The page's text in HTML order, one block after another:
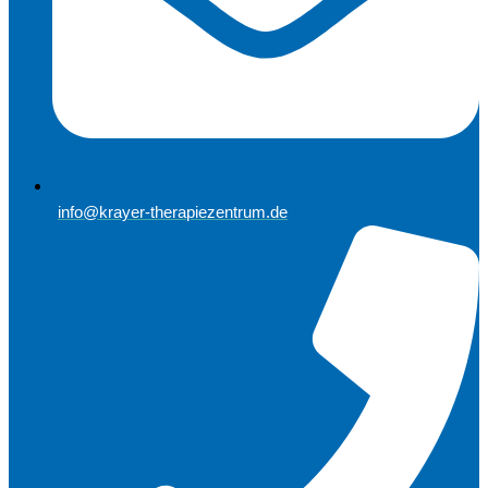
info@krayer-therapiezentrum.de